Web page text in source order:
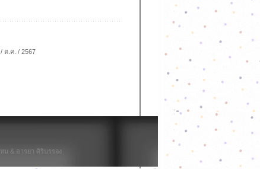
ต.ค. / 2567
& อารยา ศิริบรรจง